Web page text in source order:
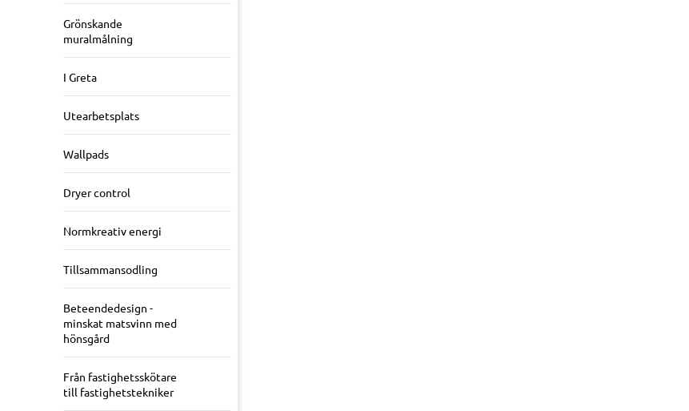
Grönskande
muralmålning
I Greta
Utearbetsplats
Wallpads
Dryer control
Normkreativ energi
Tillsammansodling
Beteendedesign -
minskat matsvinn med
hönsgård
Från fastighetsskötare
till fastighetstekniker